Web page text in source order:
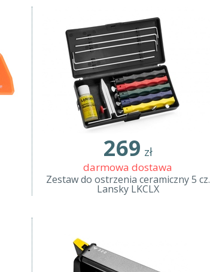
269 zł
darmowa dostawa
Zestaw do ostrzenia ceramiczny 5 cz.
Lansky LKCLX